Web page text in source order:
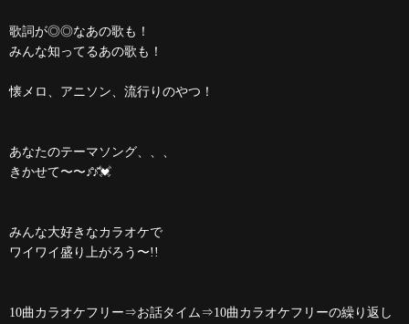
歌詞が◎◎なあの歌も！
みんな知ってるあの歌も！
懐メロ、アニソン、流行りのやつ！
あなたのテーマソング、、、
きかせて〜〜♪̊̈♪̆̈💓
みんな大好きなカラオケで
ワイワイ盛り上がろう〜!!
10曲カラオケフリー⇒お話タイム⇒10曲カラオケフリーの繰り返し